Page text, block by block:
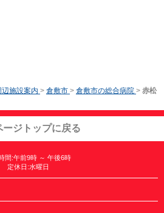
辺施設案内 > 倉敷市 > 倉敷市の総合病院 > 赤松
ージトップに戻る
間:午前9時 ～ 午後6時
定休日:水曜日